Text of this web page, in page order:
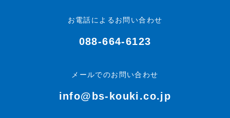
お電話によるお問い合わせ
088-664-6123
メールでのお問い合わせ
info@bs-kouki.co.jp